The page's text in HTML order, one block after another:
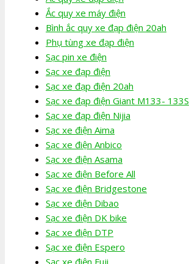
Ắc quy xe máy điện
Bình ắc quy xe đạp điện 20ah
Phụ tùng xe đạp điện
Sạc pin xe điện
Sạc xe đạp điện
Sạc xe đạp điện 20ah
Sạc xe đạp điện Giant M133- 133S
Sạc xe đạp điện Nijia
Sạc xe điện Aima
Sạc xe điện Anbico
Sạc xe điện Asama
Sạc xe điện Before All
Sạc xe điện Bridgestone
Sạc xe điện Dibao
Sạc xe điện DK bike
Sạc xe điện DTP
Sạc xe điện Espero
Sạc xe điện Fuji